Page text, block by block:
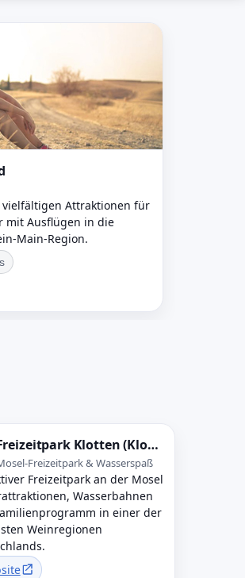
Attraktionen für
mit Ausflügen in die
Main-Region.
Freizeitpark Klotten (Klotti Park)
Freizeitpark & Wasserspaß
Freizeitpark an der Mosel
Wasserbahnen
in einer der
Weinregionen